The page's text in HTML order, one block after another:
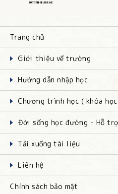
Trang chủ
Giới thiệu về trường
Hướng dẫn nhập học
Chương trình học ( khóa
Đời sống học đường - Hỗ
Tải xuống tài liệu
Liên hệ
Chính sách bảo mật